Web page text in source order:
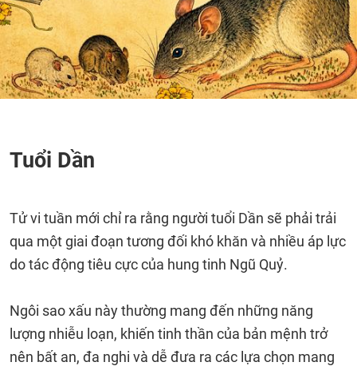
Tuổi Dần
Tử vi tuần mới chỉ ra rằng người tuổi Dần sẽ phải trải
qua một giai đoạn tương đối khó khăn và nhiều áp lực
do tác động tiêu cực của hung tinh Ngũ Quỷ.
Ngôi sao xấu này thường mang đến những năng
lượng nhiễu loạn, khiến tinh thần của bản mệnh trở
nên bất an, đa nghi và dễ đưa ra các lựa chọn mang